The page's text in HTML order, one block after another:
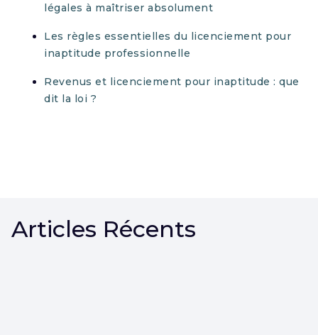
légales à maîtriser absolument
Les règles essentielles du licenciement pour
inaptitude professionnelle
Revenus et licenciement pour inaptitude : que
dit la loi ?
Articles Récents